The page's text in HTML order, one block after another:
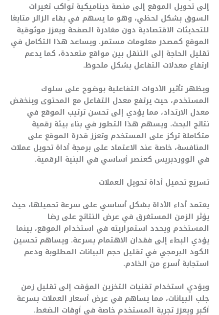
إلى تحويل الموقع إلى منصة ديناميكية تواكب تغيرات
السوق بشكل لحظي، وهو ما يسهم في بقاء الزائر متابعًا
للتحديثات الاقتصادية دون مغادرة الصفحة ويعزز موثوقية
الموقع كمصدر معلومات مستمر. ويساعد هذا التكامل في
تقليل الحاجة إلى التنقل بين مواقع متعددة، كما يدعم
ارتفاع معدلات التفاعل بشكل ملحوظ.
ويظهر تأثير الأدوات التفاعلية بوضوح على سلوك
المستخدم، حيث يرتفع معدل التفاعل مع المحتوى وينخفض
معدل الارتداد، مما يؤدي إلى تحسن ترتيب الموقع في
نتائج البحث. ويسهم هذا التطور في بناء بيئة رقمية
متكاملة تركز على المستخدم وتعزز قدرة الموقع على
المنافسة، خاصة عند الاعتماد على برمجة أداة تحويل عملات
في الووردبريس كعنصر أساسي في البنية الرقمية.
تسريع تحميل أداة تحويل العملات
يعتمد أداء الأداة بشكل أساسي على سرعة تحميلها، حيث
يؤثر الزمن المستغرق في عرض النتائج على رضا
المستخدم ويحدد استمراريته في استخدام الموقع، بينما
يؤدي البطء إلى فقدان الاهتمام بسرعة. ويساهم تحسين
الكود البرمجي في تقليل حجم البيانات المطلوبة ودعم
استجابة أسرع من الخادم.
ويؤدي استخدام تقنيات التخزين المؤقت إلى تقليل زمن
جلب البيانات، مما يساهم في عرض أسعار العملات بسرعة
أكبر ويعزز تجربة المستخدم خاصة في أوقات الضغط.